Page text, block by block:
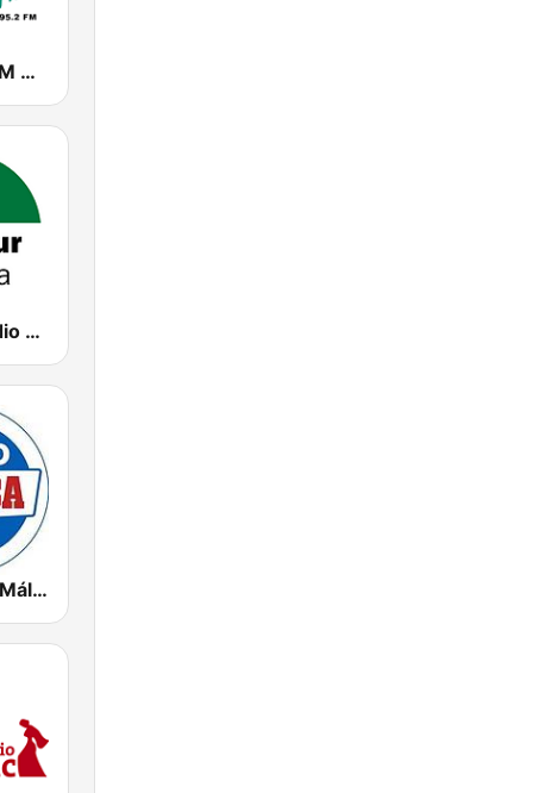
Chanquete FM Málaga
CanalSur Radio Málaga
Radio Marca Málaga